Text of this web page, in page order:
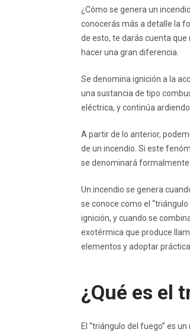
¿Cómo se genera un
conocerás más a detalle la
de esto, te darás cuenta
hacer una gran diferencia.
Se denomina ignición a la
una sustancia de tipo
eléctrica, y continúa
A partir de lo anterior,
de un incendio. Si este
se denominará formalmente
Un incendio se genera
se conoce como el
ignición, y cuando se
exotérmica que produce
elementos y adoptar
¿Qué es el
El “triángulo del fuego” es